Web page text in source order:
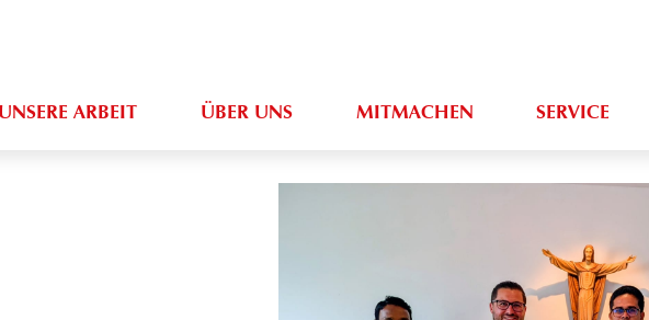
ARBEIT ÜBER UNS MITMACHEN SERVICE